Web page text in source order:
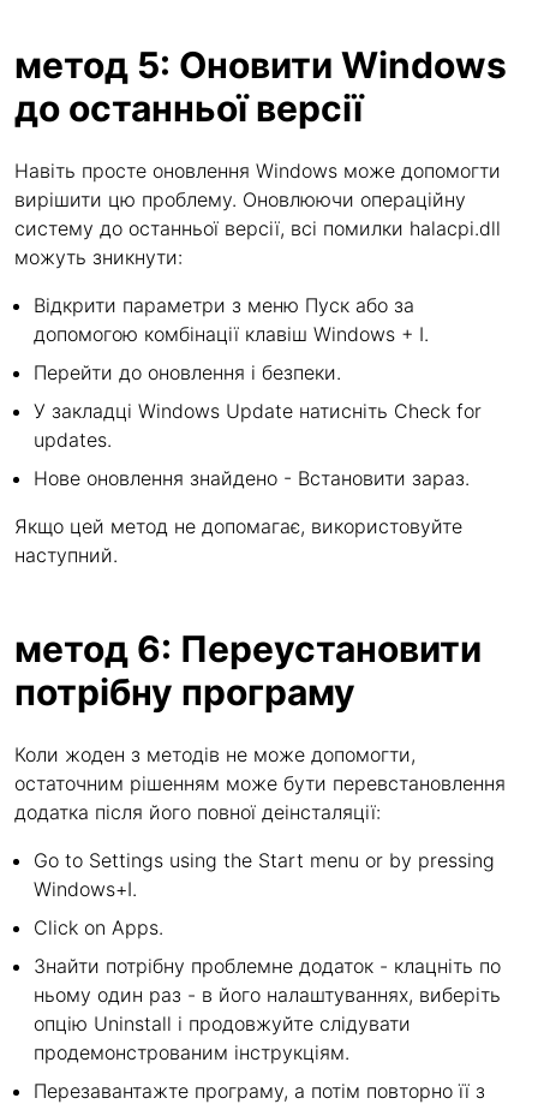
метод 5: Оновити Windows
до останньої версії
Навіть просте оновлення Windows може допомогти
вирішити цю проблему. Оновлюючи операційну
систему до останньої версії, всі помилки halacpi.dll
можуть зникнути:
Відкрити параметри з меню Пуск або за
допомогою комбінації клавіш Windows + I.
Перейти до оновлення і безпеки.
У закладці Windows Update натисніть Check for
updates.
Нове оновлення знайдено - Встановити зараз.
Якщо цей метод не допомагає, використовуйте
наступний.
метод 6: Переустановити
потрібну програму
Коли жоден з методів не може допомогти,
остаточним рішенням може бути перевстановлення
додатка після його повної деінсталяції:
Go to Settings using the Start menu or by pressing
Windows+I.
Click on Apps.
Знайти потрібну проблемне додаток - клацніть по
ньому один раз - в його налаштуваннях, виберіть
опцію Uninstall і продовжуйте слідувати
продемонстрованим інструкціям.
Перезавантажте програму, а потім повторно її з